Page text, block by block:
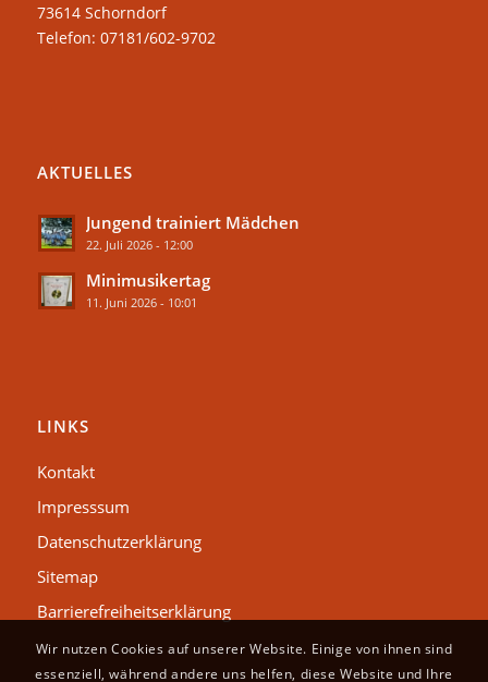
73614 Schorndorf
Telefon: 07181/602-9702
AKTUELLES
Jungend trainiert Mädchen
22. Juli 2026 - 12:00
Minimusikertag
11. Juni 2026 - 10:01
LINKS
Kontakt
Impresssum
Datenschutzerklärung
Sitemap
Barrierefreiheitserklärung
Wir nutzen Cookies auf unserer Website. Einige von ihnen sind
essenziell, während andere uns helfen, diese Website und Ihre